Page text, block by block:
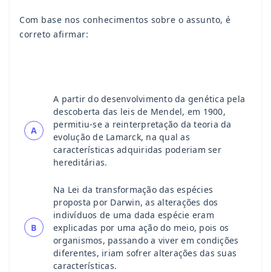
Com base nos conhecimentos sobre o assunto, é
correto afirmar:
A
A partir do desenvolvimento da genética pela
descoberta das leis de Mendel, em 1900,
permitiu-se a reinterpretação da teoria da
evolução de Lamarck, na qual as
características adquiridas poderiam ser
hereditárias.
B
Na Lei da transformação das espécies
proposta por Darwin, as alterações dos
indivíduos de uma dada espécie eram
explicadas por uma ação do meio, pois os
organismos, passando a viver em condições
diferentes, iriam sofrer alterações das suas
características.